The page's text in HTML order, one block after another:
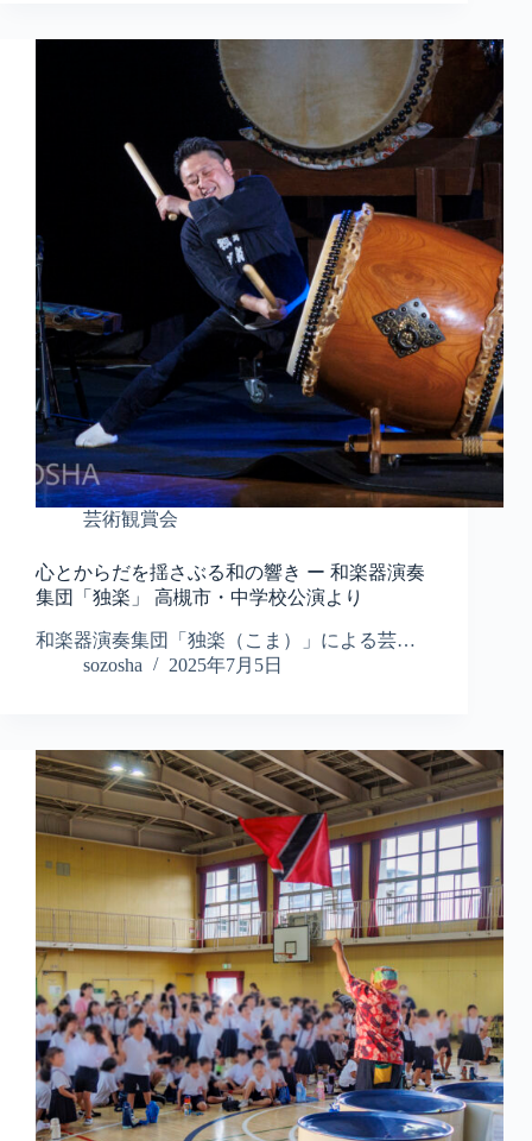
芸術観賞会
心とからだを揺さぶる和の響き ー 和楽器演奏
集団「独楽」 高槻市・中学校公演より
和楽器演奏集団「独楽（こま）」による芸…
sozosha
2025年7月5日